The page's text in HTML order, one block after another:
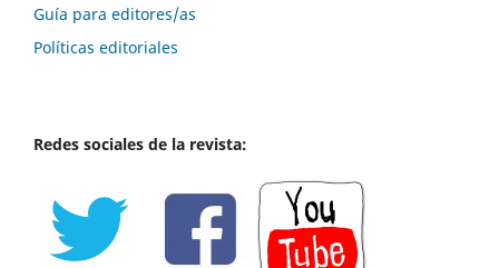
Guía para editores/as
Políticas editoriales
Redes sociales de la revista: